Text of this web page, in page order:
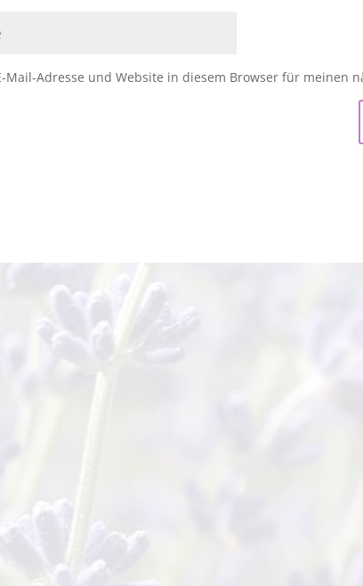
Mail-Adresse und Website in diesem Browser für meinen